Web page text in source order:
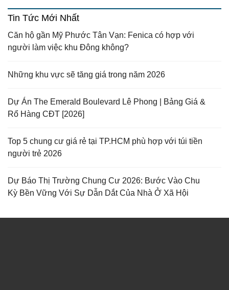
Tin Tức Mới Nhất
Căn hộ gần Mỹ Phước Tân Vạn: Fenica có hợp với
người làm việc khu Đông không?
Những khu vực sẽ tăng giá trong năm 2026
Dự Án The Emerald Boulevard Lê Phong | Bảng Giá &
Rổ Hàng CĐT [2026]
Top 5 chung cư giá rẻ tại TP.HCM phù hợp với túi tiền
người trẻ 2026
Dự Báo Thị Trường Chung Cư 2026: Bước Vào Chu
Kỳ Bền Vững Với Sự Dẫn Dắt Của Nhà Ở Xã Hội